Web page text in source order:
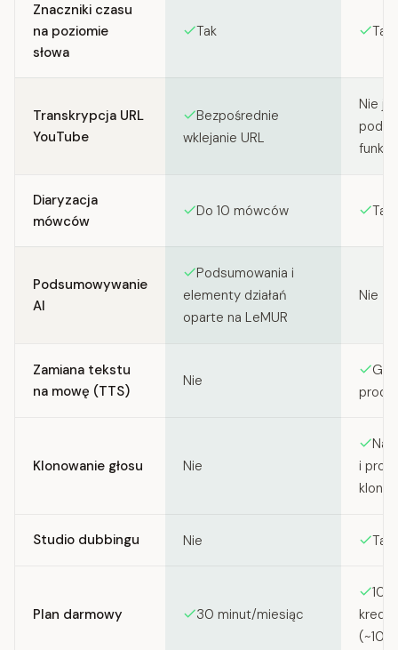
Znaczniki czasu
na poziomie
słowa
Tak Tak
Transkrypcja URL
YouTube
Bezpośrednie
wklejanie URL
Nie
Diaryzacja
mówców
Do 10 mówców Tak
Podsumowywanie
AI
Podsumowania i
elementy działań
oparte na LeMUR
Nie
Zamiana tekstu
na mowę (TTS)
Nie
Klonowanie głosu Nie
i
Studio dubbingu Nie Tak
Plan darmowy 30 minut/miesiąc
10
(~10